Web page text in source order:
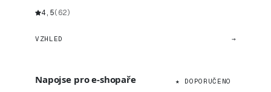
4,5(62)
VZHLED →
Napojse pro e-shopaře
★ DOPORUČENO